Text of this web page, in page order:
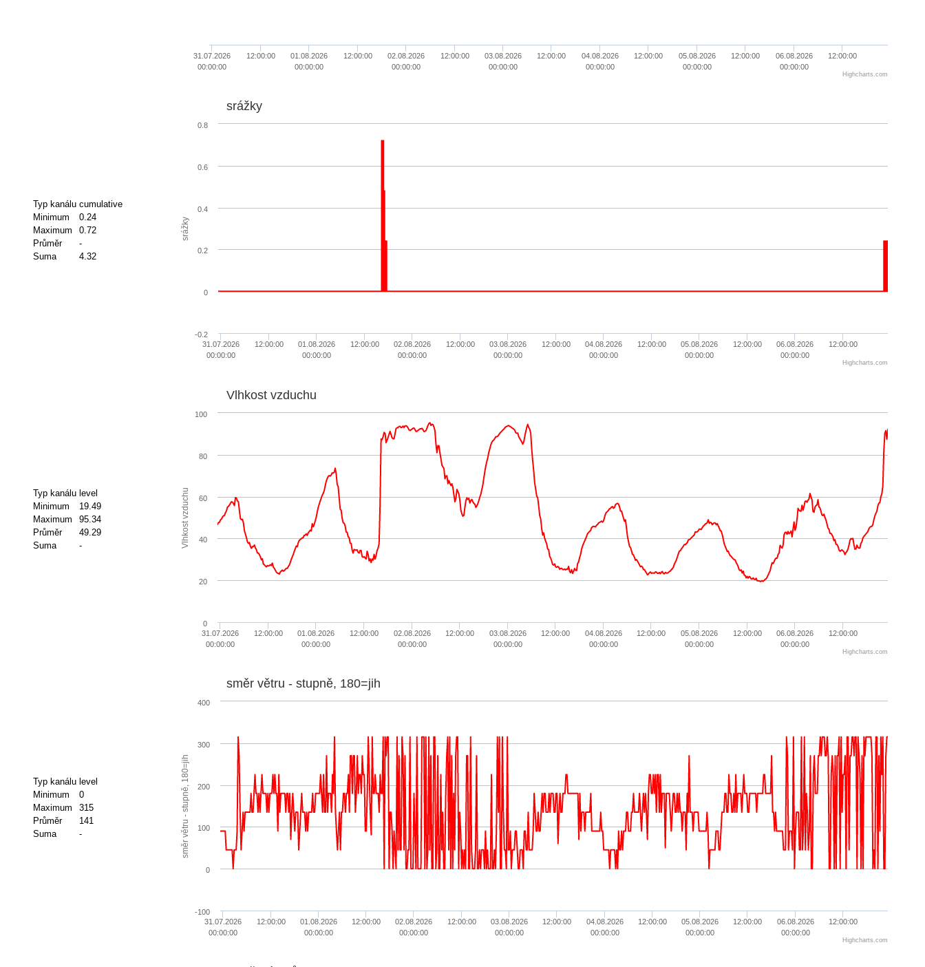
31.07.2026
00:00:00
12:00:00
01.08.2026
00:00:00
12:00:00
02.08.2026
00:00:00
12:00:00
03.08.2026
00:00:00
12:00:00
04.08.2026
00:00:00
12:00:00
05.08.2026
00:00:00
12:00:00
06.08.2026
00:00:00
12:00:00
Highcharts.com
Typ kanálu cumulative
Minimum
0.24
Maximum
0.72
Průměr
-
Suma
4.32
srážky
srážky
31.07.2026
00:00:00
12:00:00
01.08.2026
00:00:00
12:00:00
02.08.2026
00:00:00
12:00:00
03.08.2026
00:00:00
12:00:00
04.08.2026
00:00:00
12:00:00
05.08.2026
00:00:00
12:00:00
06.08.2026
00:00:00
12:00:00
-0.2
0
0.2
0.4
0.6
0.8
Highcharts.com
Typ kanálu level
Minimum
19.49
Maximum
95.34
Průměr
49.29
Suma
- Vlhkost vzduchu
Vlhkost vzduchu
31.07.2026
00:00:00
12:00:00
01.08.2026
00:00:00
12:00:00
02.08.2026
00:00:00
12:00:00
03.08.2026
00:00:00
12:00:00
04.08.2026
00:00:00
12:00:00
05.08.2026
00:00:00
12:00:00
06.08.2026
00:00:00
12:00:00
0
20
40
60
80
100
Highcharts.com
Typ kanálu level
Minimum
0
Maximum
315
Průměr
141
Suma
- směr větru - stupně, 180=jih
směr větru - stupně, 180=jih
31.07.2026
00:00:00
12:00:00
01.08.2026
00:00:00
12:00:00
02.08.2026
00:00:00
12:00:00
03.08.2026
00:00:00
12:00:00
04.08.2026
00:00:00
12:00:00
05.08.2026
00:00:00
12:00:00
06.08.2026
00:00:00
12:00:00
0
100
200
300
-100
400
Highcharts.com